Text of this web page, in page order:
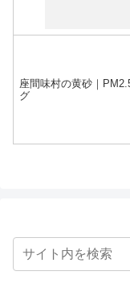
座間味村の黄砂｜
グ